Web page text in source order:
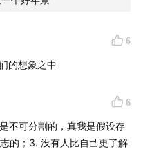
6
的想象之中
6
是不可分割的，真我是假设存
的；3. 没有人比自己更了解